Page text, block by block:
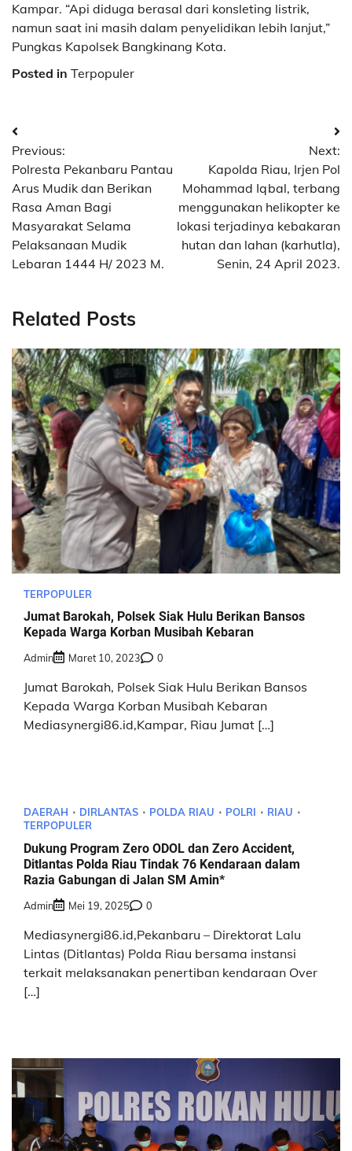
Kampar. “Api diduga berasal dari konsleting listrik,
namun saat ini masih dalam penyelidikan lebih lanjut,”
Pungkas Kapolsek Bangkinang Kota.
Posted in Terpopuler
Navigasi
pos
Previous:
Polresta Pekanbaru Pantau
Arus Mudik dan Berikan
Rasa Aman Bagi
Masyarakat Selama
Pelaksanaan Mudik
Lebaran 1444 H/ 2023 M.
Next:
Kapolda Riau, Irjen Pol
Mohammad Iqbal, terbang
menggunakan helikopter ke
lokasi terjadinya kebakaran
hutan dan lahan (karhutla),
Senin, 24 April 2023.
Related Posts
TERPOPULER
Jumat Barokah, Polsek Siak Hulu Berikan Bansos
Kepada Warga Korban Musibah Kebaran
Admin Maret 10, 2023 0
Jumat Barokah, Polsek Siak Hulu Berikan Bansos
Kepada Warga Korban Musibah Kebaran
Mediasynergi86.id,Kampar, Riau Jumat […]
DAERAH DIRLANTAS POLDA RIAU POLRI
RIAU
TERPOPULER
Dukung Program Zero ODOL dan Zero Accident,
Ditlantas Polda Riau Tindak 76 Kendaraan dalam
Razia Gabungan di Jalan SM Amin*
Admin Mei 19, 2025 0
Mediasynergi86.id,Pekanbaru – Direktorat Lalu
Lintas (Ditlantas) Polda Riau bersama instansi
terkait melaksanakan penertiban kendaraan Over
[…]